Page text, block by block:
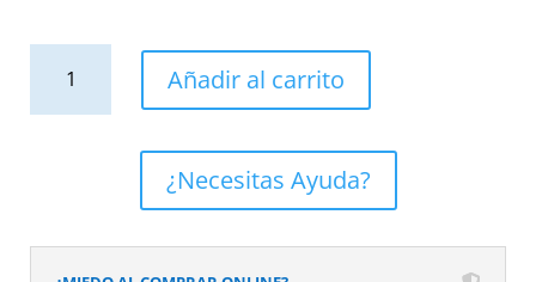
pizarra
Añadir al carrito
¿Necesitas Ayuda?